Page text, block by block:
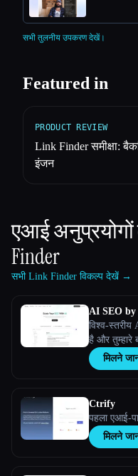
सभी तुलनीय उपकरण देखें।
Featured in
PRODUCT REVIEW
Link Finder समीक्षा:
इंजन
एआई
Finder
सभी Link Finder विकल्प देखें →
AI SEO
विश्व-स्तरीय
है और तुम्हारे
ज़रूरतों के लिए
सुनिश्चित
मिलने
Ctrify
पहला एआई-
मिलने